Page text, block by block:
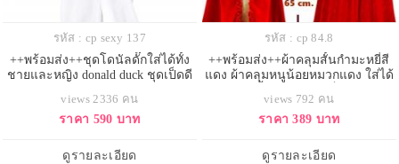
รหัส : cp sexy 137
++พร้อมส่ง++ชุดโดนัลดั๊กใส่ได้ทั้ง
ชายและหญิง donald duck ชุดเป็ดดี
views 2336 คน
ราคา 590 บาท
ดูรายละเอียด
รหัส : cp 84.8
++พร้อมส่ง++ผ้าคลุมสั้นกำมะหยี่สี
แดง ผ้าคลุมหนูน้อยหมวกแดง ใส่ได้
views 792 คน
ราคา 389 บาท
ดูรายละเอียด